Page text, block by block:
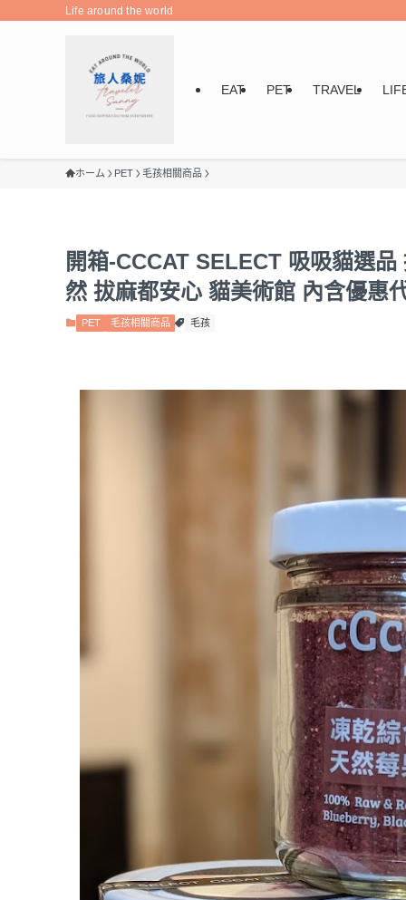
Life around the world
EAT PET TRAVEL
ホーム PET 毛孩相關商品
開箱-CCCAT SELECT 吸吸貓選
然 拔麻都安心 貓美術館 內含優惠
PET 毛孩相關商品 毛孩